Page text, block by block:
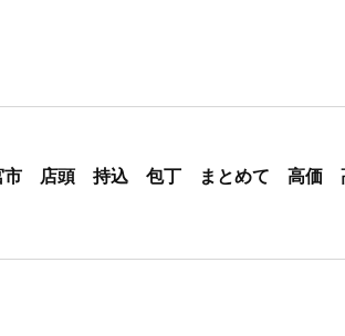
市 店頭 持込 包丁 まとめて 高価